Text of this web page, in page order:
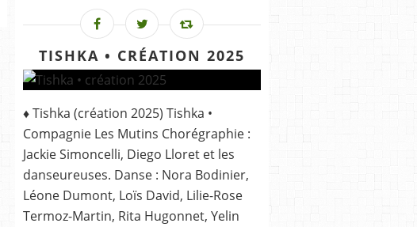
TISHKA • CRÉATION 2025
♦ Tishka (création 2025) Tishka •
Compagnie Les Mutins Chorégraphie :
Jackie Simoncelli, Diego Lloret et les
danseureuses. Danse : Nora Bodinier,
Léone Dumont, Loïs David, Lilie-Rose
Termoz-Martin, Rita Hugonnet, Yelin